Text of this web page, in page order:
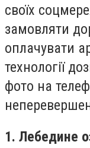
своїх
замовляти
оплачувати
технології
фото на
1. Лебедине